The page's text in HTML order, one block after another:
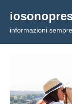
contenuto
informazioni